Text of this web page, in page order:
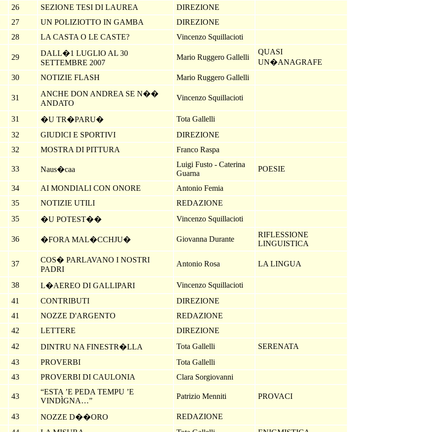
26 SEZIONE TESI DI LAUREA
DIREZIONE
27 UN POLIZIOTTO IN GAMBA
DIREZIONE
28 LA CASTA O LE CASTE? Vincenzo Squillacioti
29
DALL�1 LUGLIO AL 30
SETTEMBRE 2007
Mario Ruggero Gallelli
QUASI
UN�ANAGRAFE
30 NOTIZIE FLASH Mario Ruggero Gallelli
31
ANCHE DON ANDREA SE N��
ANDATO
Vincenzo Squillacioti
31 �U TR�PARU�
Tota Gallelli
32 GIUDICI E SPORTIVI
DIREZIONE
32 MOSTRA DI PITTURA Franco Raspa
33 Naus�caa
Luigi Fusto - Caterina
Guarna
POESIE
34 AI MONDIALI CON ONORE
Antonio Femia
35 NOTIZIE UTILI
REDAZIONE
35 �U POTEST�� Vincenzo Squillacioti
36 �FORA MAL�CCHJU� Giovanna Durante
RIFLESSIONE
LINGUISTICA
37
COS� PARLAVANO I NOSTRI
PADRI
Antonio Rosa LA LINGUA
38 L�AEREO DI GALLIPARI
Vincenzo Squillacioti
41 CONTRIBUTI
DIREZIONE
41 NOZZE D'ARGENTO
REDAZIONE
42 LETTERE
DIREZIONE
42 DINTRU NA FINESTR�LLA Tota Gallelli
SERENATA
43 PROVERBI
Tota Gallelli
43 PROVERBI DI CAULONIA Clara Sorgiovanni
43
“ESTA ’E PEDA TEMPU ’E
VINDÌGNA…”
Patrizio Menniti PROVACI
43 NOZZE D��ORO
REDAZIONE